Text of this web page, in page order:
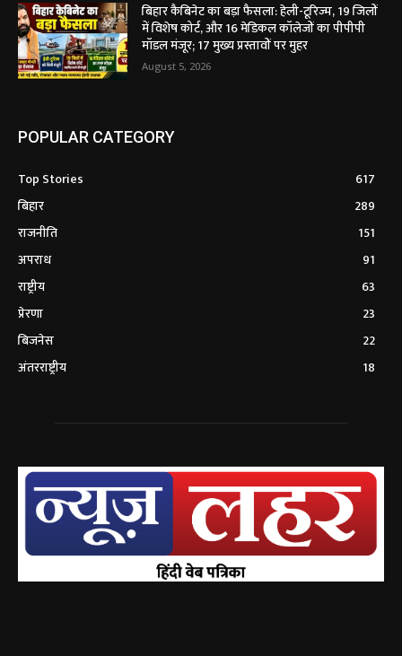
बिहार कैबिनेट का बड़ा फैसला: हेली-टूरिज्म, 19 जिलों
में विशेष कोर्ट, और 16 मेडिकल कॉलेजों का पीपीपी
मॉडल मंजूर; 17 मुख्य प्रस्तावों पर मुहर
August 5, 2026
POPULAR CATEGORY
Top Stories
617
बिहार
289
राजनीति
151
अपराध
91
राष्ट्रीय
63
प्रेरणा
23
बिजनेस
22
अंतरराष्ट्रीय
18